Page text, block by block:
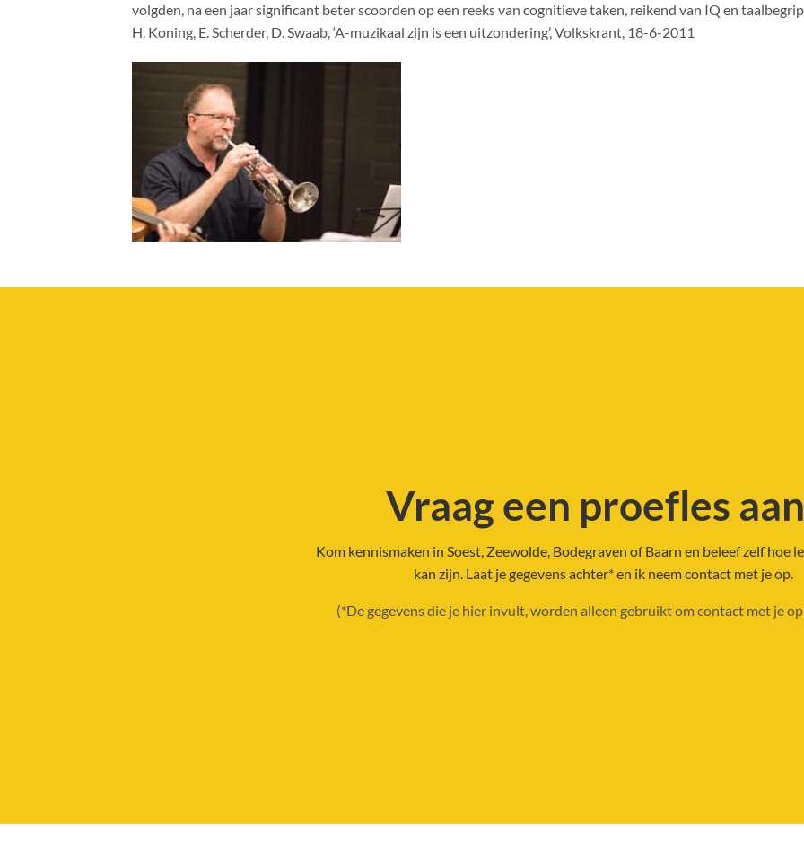
volgden, na een jaar significant beter scoorden op een reeks van cognitieve taken, reikend van IQ en
H. Koning, E. Scherder, D. Swaab, ‘A-muzikaal zijn is een uitzondering’, Volkskrant, 18-6-2011
Vraag een proefles
Kom kennismaken in Soest, Zeewolde, Bodegraven of Baarn en beleef zelf hoe
kan zijn. Laat je gegevens achter* en ik neem contact met je op.
(*De gegevens die je hier invult, worden alleen gebruikt om contact met je